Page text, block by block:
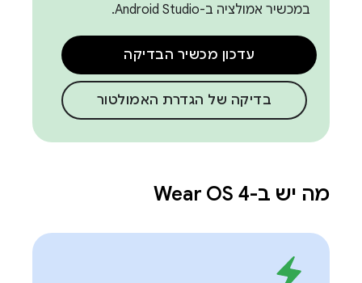
במכשיר אמולציה ב-Android Studio.
עדכון מכשיר הבדיקה
בדיקה של הגדרת האמולטור
מה יש ב-Wear OS 4